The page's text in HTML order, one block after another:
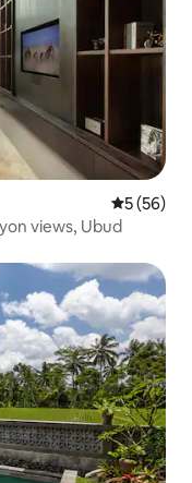
평점 5점(5
5 (56)
views, Ubud